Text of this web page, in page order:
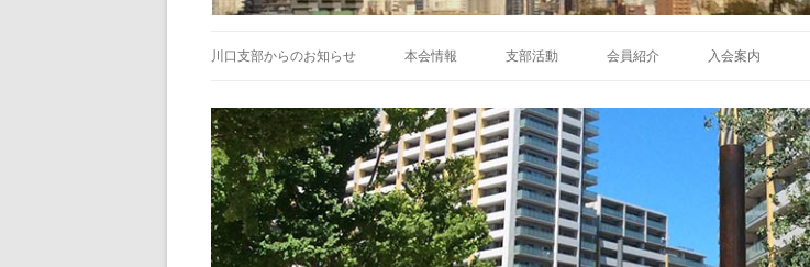
ン
テ
へ
ス
キ
ッ
プ
川口支部からのお知らせ 本会情報 支部活動 会員紹介 入会案内